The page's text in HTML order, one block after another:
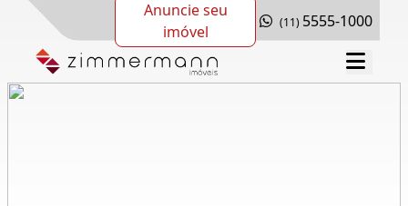
Anuncie seu
imóvel
(11) 5555-1000